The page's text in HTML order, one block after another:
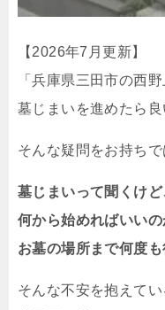
【2026年7月更新】
「兵庫県三田市の西
墓じまいを進めたら
そんな疑問をお持ち
墓じまいって聞くけ
何から始めればいい
お墓の場所まで何度
そんな不安を抱えて